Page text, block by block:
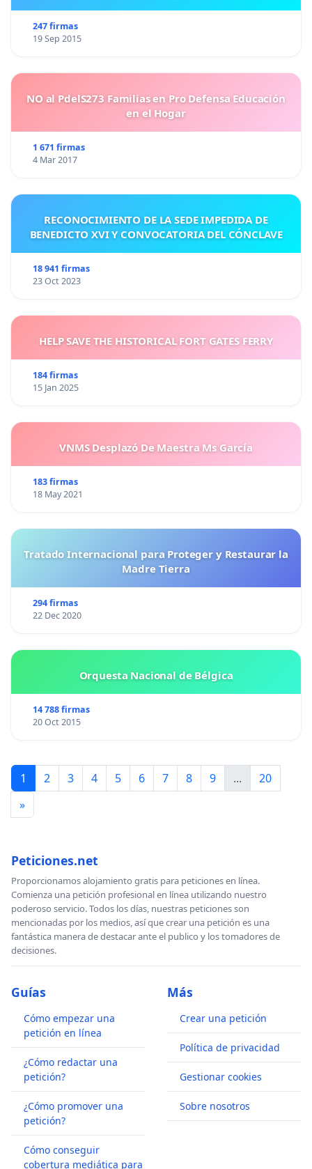
247 firmas
19 Sep 2015
NO al PdelS273 Familias en Pro Defensa Educación
en el Hogar
1 671 firmas
4 Mar 2017
RECONOCIMIENTO DE LA SEDE IMPEDIDA DE
BENEDICTO XVI Y CONVOCATORIA DEL CÓNCLAVE
18 941 firmas
23 Oct 2023
HELP SAVE THE HISTORICAL FORT GATES FERRY
184 firmas
15 Jan 2025
VNMS Desplazó De Maestra Ms García
183 firmas
18 May 2021
Tratado Internacional para Proteger y Restaurar la
Madre Tierra
294 firmas
22 Dec 2020
Orquesta Nacional de Bélgica
14 788 firmas
20 Oct 2015
1 2 3 4 5 6 7 8 9 ...
20
»
Peticiones.net
Proporcionamos alojamiento gratis para peticiones en línea.
Comienza una petición profesional en línea utilizando nuestro
poderoso servicio. Todos los días, nuestras peticiones son
mencionadas por los medios, así que crear una petición es una
fantástica manera de destacar ante el publico y los tomadores de
decisiones.
Guías
Cómo empezar una
petición en línea
¿Cómo redactar una
petición?
¿Cómo promover una
petición?
Cómo conseguir
cobertura mediática para
Más
Crear una petición
Política de privacidad
Gestionar cookies
Sobre nosotros